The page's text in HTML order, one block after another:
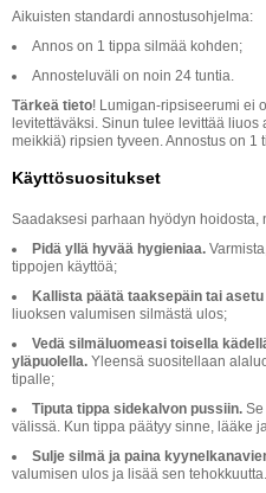
Aikuisten standardi annostusohjelma:
Annos on 1 tippa silmää kohden;
Annosteluväli on noin 24 tuntia.
Tärkeä tieto! Lumigan-ripsiseerumi ei
levitettäväksi. Sinun tulee levittää
meikkiä) ripsien tyveen. Annostus on 1
Käyttösuositukset
Saadaksesi parhaan hyödyn
Pidä yllä hyvää hygieniaa.
tippojen käyttöä;
Kallista päätä taaksepäin tai
liuoksen valumisen silmästä ulos;
Vedä silmäluomeasi toisella
yläpuolella. Yleensä suositellaan
tipalle;
Tiputa tippa sidekalvon pussiin.Se
välissä. Kun tippa päätyy sinne, lääke
Sulje silmä ja paina
valumisen ulos ja lisää sen tehokkuutta.